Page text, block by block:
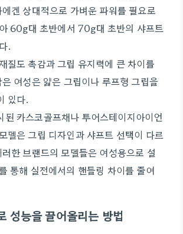
겐 상대적으로 가벼운 파워를 필요로
60g대 초반에서 70g대 초반의 샤프트
.
질도 촉감과 그립 유지력에 큰 차이를
여성은 얇은 그립이나 루프형 그립을
있다.
된 카스코골프채나 투어스테이지아이언
델은 그립 디자인과 샤프트 선택이 다르
한 브랜드의 모델들은 여성용으로 설
통해 실전에서의 핸들링 차이를 줄여
성능을 끌어올리는 방법